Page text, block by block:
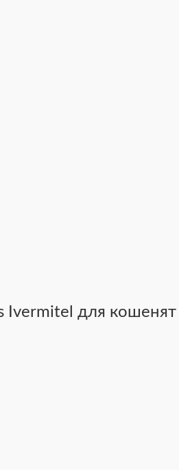
Ivermitel для